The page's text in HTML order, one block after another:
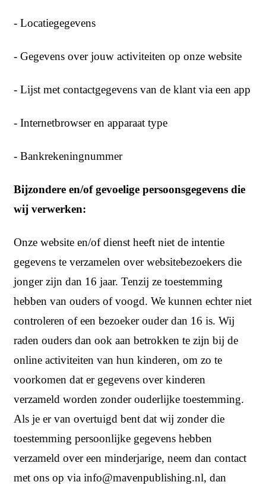
- Locatiegegevens
- Gegevens over jouw activiteiten op onze website
- Lijst met contactgegevens van de klant via een app
- Internetbrowser en apparaat type
- Bankrekeningnummer
Bijzondere en/of gevoelige persoonsgegevens die
wij verwerken:
Onze website en/of dienst heeft niet de intentie
gegevens te verzamelen over websitebezoekers die
jonger zijn dan 16 jaar. Tenzij ze toestemming
hebben van ouders of voogd. We kunnen echter niet
controleren of een bezoeker ouder dan 16 is. Wij
raden ouders dan ook aan betrokken te zijn bij de
online activiteiten van hun kinderen, om zo te
voorkomen dat er gegevens over kinderen
verzameld worden zonder ouderlijke toestemming.
Als je er van overtuigd bent dat wij zonder die
toestemming persoonlijke gegevens hebben
verzameld over een minderjarige, neem dan contact
met ons op via info@mavenpublishing.nl, dan